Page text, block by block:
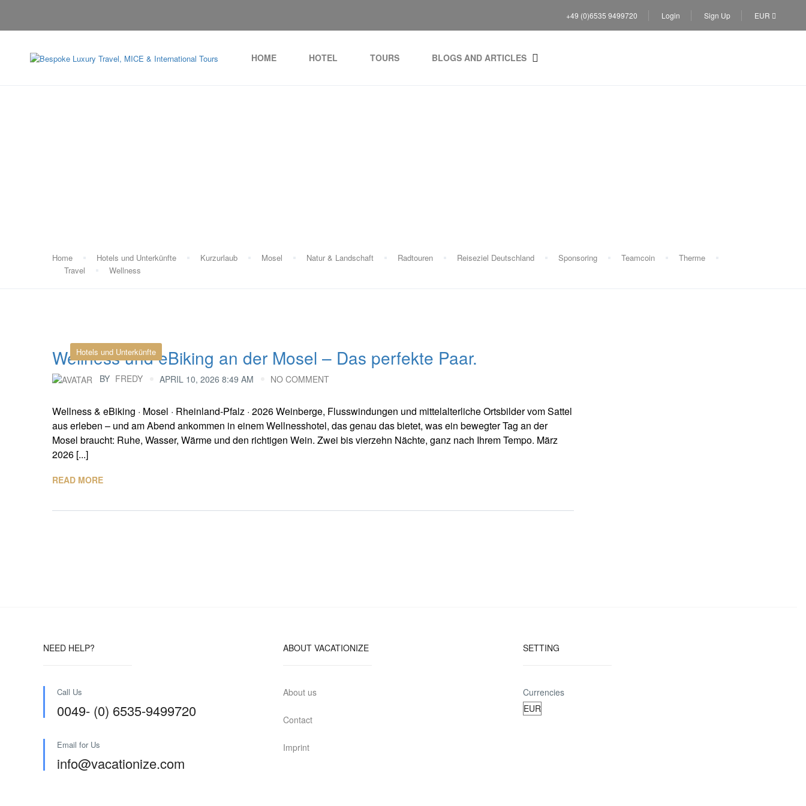
+49 (0)6535 9499720 Login Sign Up EUR
HOME HOTEL TOURS BLOGS AND ARTICLES
Home Hotels und Unterkünfte Kurzurlaub Mosel Natur & Landschaft Radtouren Reiseziel Deutschland Sponsoring Teamcoin
Therme
Travel
Wellness
Hotels und Unterkünfte
Wellness und eBiking an der Mosel – Das perfekte Paar.
BY FREDY APRIL 10, 2026 8:49 AM NO COMMENT
Wellness & eBiking · Mosel · Rheinland-Pfalz · 2026 Weinberge, Flusswindungen und mittelalterliche Ortsbilder vom Sattel
aus erleben – und am Abend ankommen in einem Wellnesshotel, das genau das bietet, was ein bewegter Tag an der
Mosel braucht: Ruhe, Wasser, Wärme und den richtigen Wein. Zwei bis vierzehn Nächte, ganz nach Ihrem Tempo. März
2026 [...]
READ MORE
NEED HELP?
Call Us
0049- (0) 6535-9499720
Email for Us
info@vacationize.com
ABOUT VACATIONIZE
About us
Contact
Imprint
SETTING
Currencies